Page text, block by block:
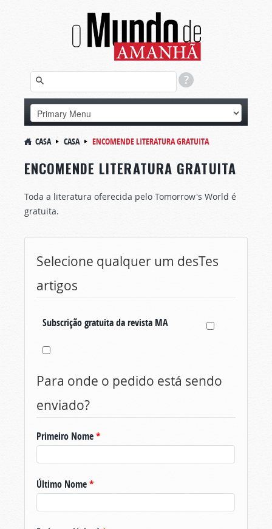
CASA CASA ENCOMENDE LITERATURA GRATUITA
ENCOMENDE LITERATURA GRATUITA
Toda a literatura oferecida pelo Tomorrow's World é
gratuita.
Selecione qualquer um desTes
artigos
Subscrição gratuita da revista MA
Para onde o pedido está sendo
enviado?
Primeiro Nome*
Último Nome*